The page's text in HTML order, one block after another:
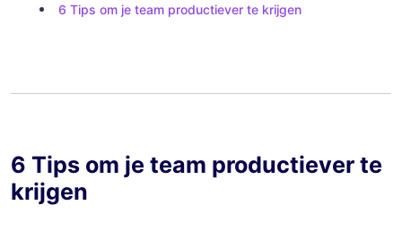
6 Tips om je team productiever te krijgen
6 Tips om je team productiever te
krijgen